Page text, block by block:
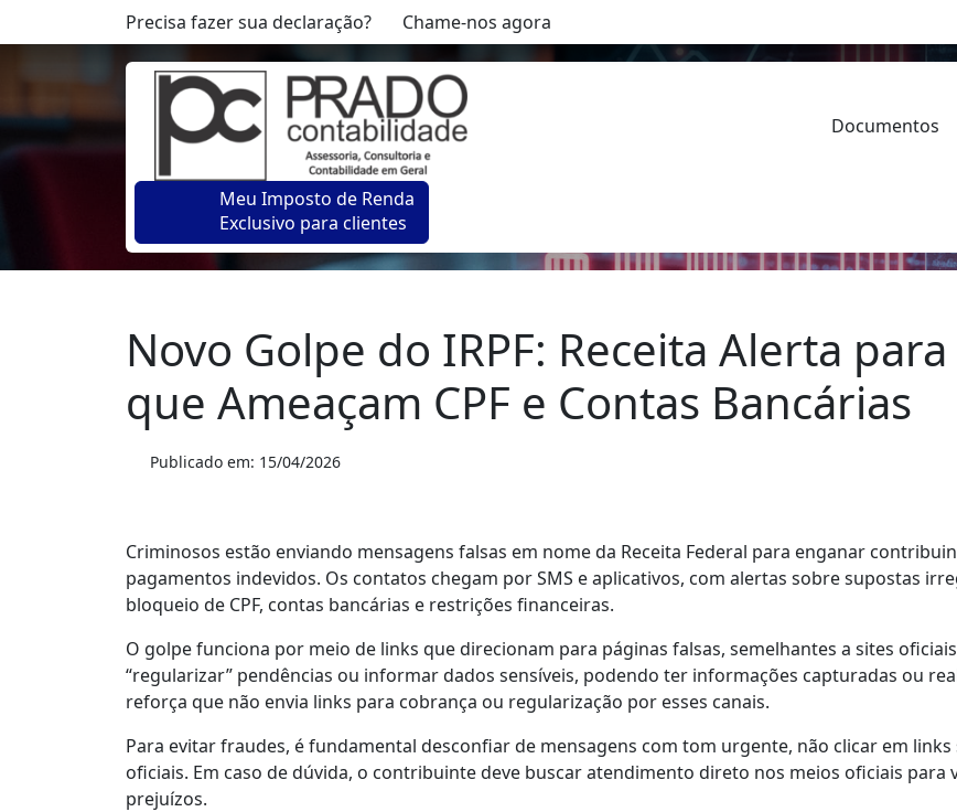
Precisa fazer sua declaração? Chame-nos agora
Documentos
Meu Imposto de Renda
Exclusivo para clientes
Novo Golpe do IRPF: Receita Alerta
que Ameaçam CPF e Contas Bancárias
Publicado em: 15/04/2026
Criminosos estão enviando mensagens falsas em nome da Receita Federal para enganar
pagamentos indevidos. Os contatos chegam por SMS e aplicativos, com alertas sobre supostas
bloqueio de CPF, contas bancárias e restrições financeiras.
O golpe funciona por meio de links que direcionam para páginas falsas, semelhantes a sites
“regularizar” pendências ou informar dados sensíveis, podendo ter informações capturadas ou
reforça que não envia links para cobrança ou regularização por esses canais.
Para evitar fraudes, é fundamental desconfiar de mensagens com tom urgente, não clicar em
oficiais. Em caso de dúvida, o contribuinte deve buscar atendimento direto nos meios oficiais
prejuízos.